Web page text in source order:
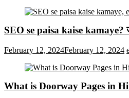
SEO se paisa kaise kamaye?
February 12, 2024February 12, 2024
What is Doorway Pages in